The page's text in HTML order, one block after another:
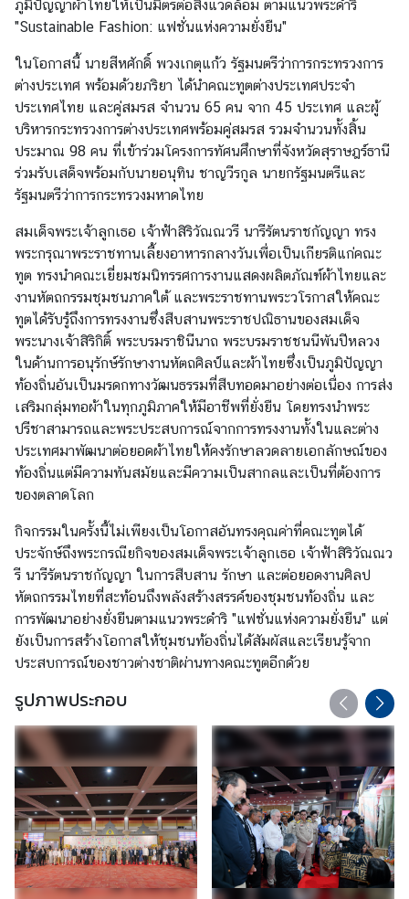
ว
ร
ะ
ช
า
สั
ม
พั
ธ์
D
i
p
l
o
m
a
t
i
c
a
d
C
o
n
s
u
l
a
r
L
s
t
ข้
อ
มู
ภูมิปัญญาผ้าไทยให้เป็นมิตรต่อสิ่งแวดล้อม ตามแนวพระดำริ
"Sustainable Fashion: แฟชั่นแห่งความยั่งยืน"
ในโอกาสนี้ นายสีหศักดิ์ พวงเกตุแก้ว รัฐมนตรีว่าการกระทรวงการ
ต่างประเทศ พร้อมด้วยภริยา ได้นำคณะทูตต่างประเทศประจำ
ประเทศไทย และคู่สมรส จำนวน 65 คน จาก 45 ประเทศ และผู้
บริหารกระทรวงการต่างประเทศพร้อมคู่สมรส รวมจำนวนทั้งสิ้น
ประมาณ 98 คน ที่เข้าร่วมโครงการทัศนศึกษาที่จังหวัดสุราษฎร์ธานี
ร่วมรับเสด็จพร้อมกับนายอนุทิน ชาญวีรกูล นายกรัฐมนตรีและ
รัฐมนตรีว่าการกระทรวงมหาดไทย
สมเด็จพระเจ้าลูกเธอ เจ้าฟ้าสิริวัณณวรี นารีรัตนราชกัญญา ทรง
พระกรุณาพระราชทานเลี้ยงอาหารกลางวันเพื่อเป็นเกียรติแก่คณะ
ทูต ทรงนำคณะเยี่ยมชมนิทรรศการงานแสดงผลิตภัณฑ์ผ้าไทยและ
งานหัตถกรรมชุมชนภาคใต้ และพระราชทานพระวโรกาสให้คณะ
ทูตได้รับรู้ถึงการทรงงานซึ่งสืบสานพระราชปณิธานของสมเด็จ
พระนางเจ้าสิริกิติ์ พระบรมราชินีนาถ พระบรมราชชนนีพันปีหลวง
ในด้านการอนุรักษ์รักษางานหัตถศิลป์และผ้าไทยซึ่งเป็นภูมิปัญญา
ท้องถิ่นอันเป็นมรดกทางวัฒนธรรมที่สืบทอดมาอย่างต่อเนื่อง การส่ง
เสริมกลุ่มทอผ้าในทุกภูมิภาคให้มีอาชีพที่ยั่งยืน โดยทรงนำพระ
ปรีชาสามารถและพระประสบการณ์จากการทรงงานทั้งในและต่าง
ประเทศมาพัฒนาต่อยอดผ้าไทยให้คงรักษาลวดลายเอกลักษณ์ของ
ท้องถิ่นแต่มีความทันสมัยและมีความเป็นสากลและเป็นที่ต้องการ
ของตลาดโลก
กิจกรรมในครั้งนี้ไม่เพียงเป็นโอกาสอันทรงคุณค่าที่คณะทูตได้
ประจักษ์ถึงพระกรณียกิจของสมเด็จพระเจ้าลูกเธอ เจ้าฟ้าสิริวัณณว
รี นารีรัตนราชกัญญา ในการสืบสาน รักษา และต่อยอดงานศิลป
หัตถกรรมไทยที่สะท้อนถึงพลังสร้างสรรค์ของชุมชนท้องถิ่น และ
การพัฒนาอย่างยั่งยืนตามแนวพระดำริ "แฟชั่นแห่งความยั่งยืน" แต่
ยังเป็นการสร้างโอกาสให้ชุมชนท้องถิ่นได้สัมผัสและเรียนรู้จาก
ประสบการณ์ของชาวต่างชาติผ่านทางคณะทูตอีกด้วย
รูปภาพประกอบ